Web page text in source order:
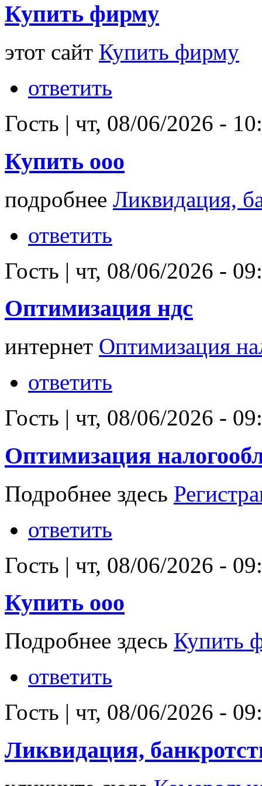
Купить фирму
этот сайт Купить фирму
ответить
Гость | чт, 08/06/2026 -
Купить ооо
подробнее Ликвидация,
ответить
Гость | чт, 08/06/2026 -
Оптимизация ндс
интернет Оптимизация
ответить
Гость | чт, 08/06/2026 -
Оптимизация
Подробнее здесь
ответить
Гость | чт, 08/06/2026 -
Купить ооо
Подробнее здесь Купить
ответить
Гость | чт, 08/06/2026 -
Ликвидация,